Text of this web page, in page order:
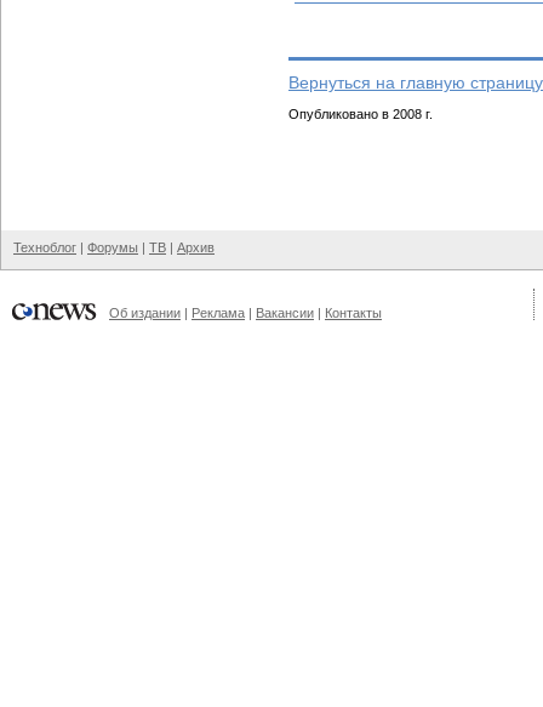
Вернуться на главную
Опубликовано в 2008 г.
Техноблог | Форумы | ТВ | Архив
Об издании | Реклама | Вакансии | Контакты